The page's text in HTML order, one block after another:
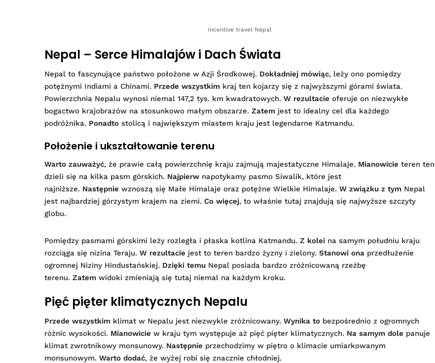
Incentive travel Nepal
Nepal – Serce Himalajów i Dach Świata
Nepal to fascynujące państwo położone w Azji Środkowej. Dokładniej mówiąc, leży ono pomiędzy
potężnymi Indiami a Chinami. Przede wszystkim kraj ten kojarzy się z najwyższymi górami świata.
Powierzchnia Nepalu wynosi niemal 147,2 tys. km kwadratowych. W rezultacie oferuje on niezwykłe
bogactwo krajobrazów na stosunkowo małym obszarze. Zatem jest to idealny cel dla każdego
podróżnika. Ponadto stolicą i największym miastem kraju jest legendarne Katmandu.
Położenie i ukształtowanie terenu
Warto zauważyć, że prawie całą powierzchnię kraju zajmują majestatyczne Himalaje. Mianowicie teren ten
dzieli się na kilka pasm górskich. Najpierw napotykamy pasmo Siwalik, które jest
najniższe. Następnie wznoszą się Małe Himalaje oraz potężne Wielkie Himalaje. W związku z tym Nepal
jest najbardziej górzystym krajem na ziemi. Co więcej, to właśnie tutaj znajdują się najwyższe szczyty
globu.
Pomiędzy pasmami górskimi leży rozległa i płaska kotlina Katmandu. Z kolei na samym południu kraju
rozciąga się nizina Teraju. W rezultacie jest to teren bardzo żyzny i zielony. Stanowi ona przedłużenie
ogromnej Niziny Hindustańskiej. Dzięki temu Nepal posiada bardzo zróżnicowaną rzeźbę
terenu. Zatem widoki zmieniają się tutaj niemal na każdym kroku.
Pięć pięter klimatycznych Nepalu
Przede wszystkim klimat w Nepalu jest niezwykle zróżnicowany. Wynika to bezpośrednio z ogromnych
różnic wysokości. Mianowicie w kraju tym występuje aż pięć pięter klimatycznych. Na samym dole panuje
klimat zwrotnikowy monsunowy. Następnie przechodzimy w piętro o klimacie umiarkowanym
monsunowym. Warto dodać, że wyżej robi się znacznie chłodniej.